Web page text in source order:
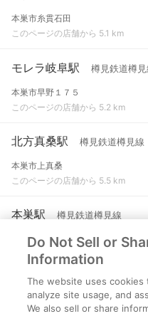
本巣市糸貫石田
このページの店舗から 5.1 km
モレラ岐阜駅 樽見鉄道樽見
本巣市早野１７５
このページの店舗から 5.2 km
北方真桑駅 樽見鉄道樽見線
本巣市上真桑
このページの店舗から 5.5 km
本巣駅 樽見鉄道樽見線
本巣市曽井中島
このページの店舗から 5.6 km
織部駅 樽見鉄道樽見線
本巣市山口森本
Do Not Sell or
Information
The website uses cookies
analyze site usage, and
We also sell or share